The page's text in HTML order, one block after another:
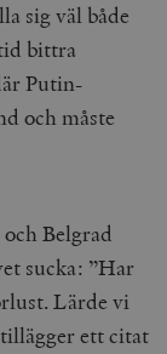
sig väl både
bittra
Putin-
och måste
Belgrad
sucka: ”Har
Lärde vi
ett citat
Hotjar Ltd
Inc.